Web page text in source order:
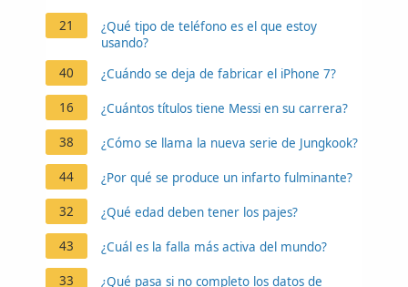
21
¿Qué tipo de teléfono es el que estoy
usando?
40
¿Cuándo se deja de fabricar el iPhone 7?
16 ¿Cuántos títulos tiene Messi en su carrera?
38 ¿Cómo se llama la nueva serie de Jungkook?
44 ¿Por qué se produce un infarto fulminante?
32 ¿Qué edad deben tener los pajes?
43 ¿Cuál es la falla más activa del mundo?
33 ¿Qué pasa si no completo los datos de